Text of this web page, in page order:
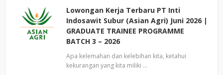
Lowongan Kerja Terbaru PT Inti
Indosawit Subur (Asian Agri) Juni 2026 |
GRADUATE TRAINEE PROGRAMME
BATCH 3 – 2026
Apa kelemahan dan kelebihan kita, ketahui
kekurangan yang kita miliki …